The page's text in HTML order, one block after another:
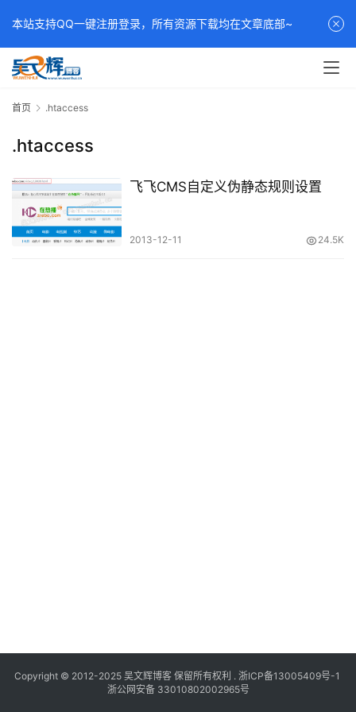
首页 .htaccess
.htaccess
飞飞CMS自定义伪静态规则设置
2013-12-11 24.5K
Copyright © 2012-2025 吴文辉博客保留所有权利 . 浙ICP备13005409号-1
浙公网安备 33010802002965号
本站支持QQ一键注册登录，所有资源下载均在文章底部~